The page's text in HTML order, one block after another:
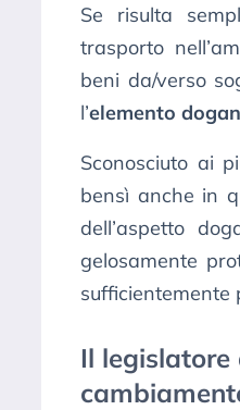
Se risulta
trasporto
beni da/verso
l’elemento
Sconosciuto ai
bensì anche in
dell’aspetto
gelosamente
sufficientemente
Il legislatore